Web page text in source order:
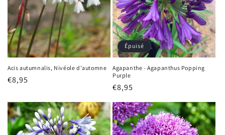
t
i
o
n
:
Acis autumnalis, Nivéole d'automne
Prix
€8,95
Épuisé
Agapanthe - Agapanthus Popping
Purple
Prix
habituel
€8,95